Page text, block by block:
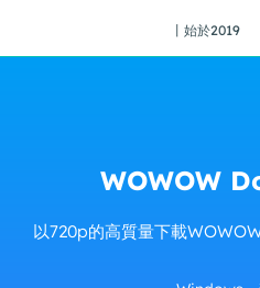
丨始於2019
WOWOW
以720p的高質量下載